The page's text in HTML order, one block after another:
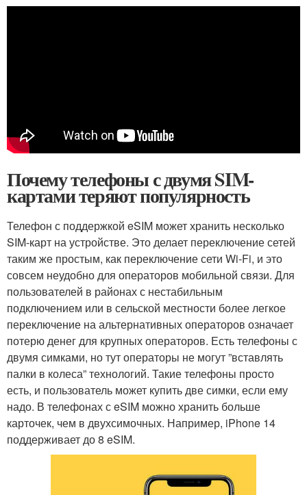
Почему телефоны с двумя SIM-
картами теряют популярность
Телефон с поддержкой eSIM может хранить несколько
SIM-карт на устройстве. Это делает переключение сетей
таким же простым, как переключение сети Wi-Fi, и это
совсем неудобно для операторов мобильной связи. Для
пользователей в районах с нестабильным
подключением или в сельской местности более легкое
переключение на альтернативных операторов означает
потерю денег для крупных операторов. Есть телефоны с
двумя симками, но тут операторы не могут ”вставлять
палки в колеса” технологий. Такие телефоны просто
есть, и пользователь может купить две симки, если ему
надо. В телефонах с eSIM можно хранить больше
карточек, чем в двухсимочных. Например, iPhone 14
поддерживает до 8 eSIM.